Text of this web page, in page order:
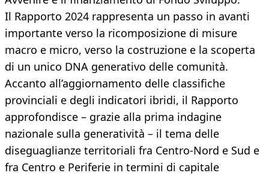
Il Rapporto 2024 rappresenta un passo in avanti
importante verso la ricomposizione di misure
macro e micro, verso la costruzione e la scoperta
di un unico DNA generativo delle comunità.
Accanto all’aggiornamento delle classifiche
provinciali e degli indicatori ibridi, il Rapporto
approfondisce – grazie alla prima indagine
nazionale sulla generatività – il tema delle
diseguaglianze territoriali fra Centro-Nord e Sud e
fra Centro e Periferie in termini di capitale